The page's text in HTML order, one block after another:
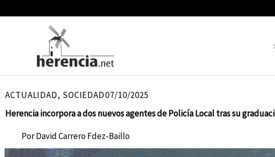
ACTUALIDAD, SOCIEDAD07/10/2025
Herencia incorpora a dos nuevos agentes de Policía Local tras su
PorDavid Carrero Fdez-Baillo